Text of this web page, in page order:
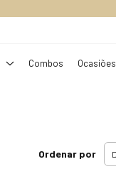
Combos Ocasiões
Ordenar por